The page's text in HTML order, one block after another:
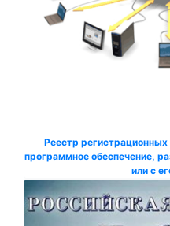
Реестр регистрационных
программное обеспечение,
или с